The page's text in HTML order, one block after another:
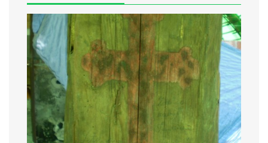
Občanská vzdělávací jednota "Komenský" v Choceradech z.s.
Chocerady 4
257 24 Chocerady
IČ: 498 28 614
Kontaktní osoba:
Mgr. Miroslava Cinkeisová